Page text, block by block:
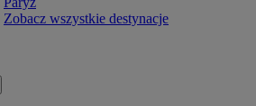
Zobacz wszystkie destynacje